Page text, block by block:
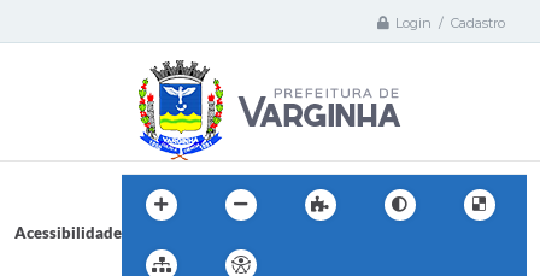
Login / Cadastro
Acessibilidade